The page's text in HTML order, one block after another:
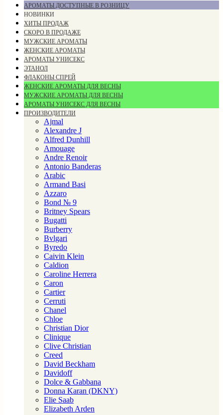
АРОМАТЫ ДОСТУПНЫЕ В РОЗНИЦУ
НОВИНКИ
ХИТЫ ПРОДАЖ
СКОРО В ПРОДАЖЕ
МУЖСКИЕ АРОМАТЫ
ЖЕНСКИЕ АРОМАТЫ
АРОМАТЫ УНИСЕКС
ЭТАНОЛ
ФЛАКОНЫ СПРЕЙ
ЖЕНСКИЕ АРОМАТЫ ДЛЯ ВЕСНЫ
МУЖСКИЕ АРОМАТЫ ДЛЯ ВЕСНЫ
АРОМАТЫ УНИСЕКС ДЛЯ ВЕСНЫ
ПРОИЗВОДИТЕЛИ
Ajmal
Alexandre J
Alfred Dunhill
Amouage
Andre Renoir
Antonio Banderas
Arabic
Armand Basi
Azzaro
Bond № 9
Britney Spears
Bugatti
Burberry
Bvlgari
Byredo
Caivin Klein
Caldion
Caroline Herrera
Caron
Cartier
Cerruti
Chanel
Chloe
Christian Dior
Clinique
Clive Christian
Creed
David Beckham
Davidoff
Dolce & Gabbana
Donna Karan (DKNY)
Elie Saab
Elizabeth Arden